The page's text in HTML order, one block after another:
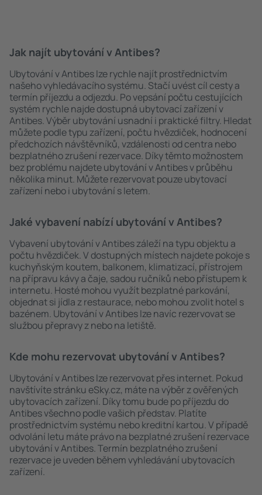
Jak najít ubytování v Antibes?
Ubytování v Antibes lze rychle najít prostřednictvím
našeho vyhledávacího systému. Stačí uvést cíl cesty a
termín příjezdu a odjezdu. Po vepsání počtu cestujících
systém rychle najde dostupná ubytovací zařízení v
Antibes. Výběr ubytování usnadní i praktické filtry. Hledat
můžete podle typu zařízení, počtu hvězdiček, hodnocení
předchozích návštěvníků, vzdálenosti od centra nebo
bezplatného zrušení rezervace. Díky těmto možnostem
bez problému najdete ubytování v Antibes v průběhu
několika minut. Můžete rezervovat pouze ubytovací
zařízení nebo i ubytování s letem.
Jaké vybavení nabízí ubytování v Antibes?
Vybavení ubytování v Antibes záleží na typu objektu a
počtu hvězdiček. V dostupných místech najdete pokoje s
kuchyňským koutem, balkonem, klimatizací, přístrojem
na přípravu kávy a čaje, sadou ručníků nebo přístupem k
internetu. Hosté mohou využít bezplatné parkování,
objednat si jídla z restaurace, nebo mohou zvolit hotel s
bazénem. Ubytování v Antibes lze navíc rezervovat se
službou přepravy z nebo na letiště.
Kde mohu rezervovat ubytování v Antibes?
Ubytování v Antibes lze rezervovat přes internet. Pokud
navštívíte stránku eSky.cz, máte na výběr z ověřených
ubytovacích zařízení. Díky tomu bude po příjezdu do
Antibes všechno podle vašich představ. Platíte
prostřednictvím systému nebo kreditní kartou. V případě
odvolání letu máte právo na bezplatné zrušení rezervace
ubytování v Antibes. Termín bezplatného zrušení
rezervace je uveden během vyhledávání ubytovacích
zařízení.